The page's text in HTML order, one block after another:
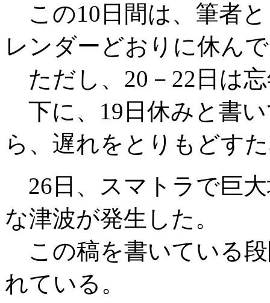
この10日間は、筆者
レンダーどおりに休ん
ただし、20－22日は
下に、19日休みと書
ら、遅れをとりもどす
26日、スマトラで巨
な津波が発生した。
この稿を書いている
れている。